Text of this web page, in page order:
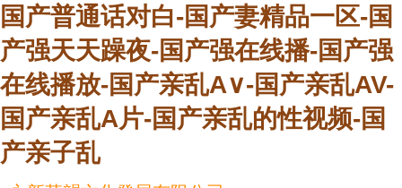
国产普通话对白-国产妻精品一区-国
产强天天躁夜-国产强在线播-国产强
在线播放-国产亲乱A∨-国产亲乱AV-
国产亲乱A片-国产亲乱的性视频-国
产亲子乱